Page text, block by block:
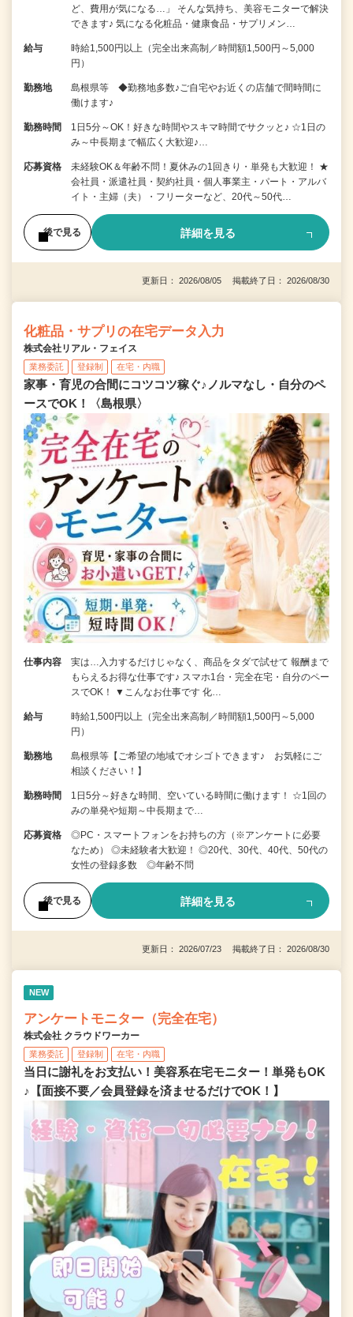
ど、費用が気になる…」 そんな気持ち、美容モニターで解決
できます♪ 気になる化粧品・健康食品・サプリメン…
給与
時給1,500円以上（完全出来高制／時間額1,500円～5,000
円）
勤務地
島根県等 ◆勤務地多数♪ご自宅やお近くの店舗で間時間に
働けます♪
勤務時間
1日5分～OK！好きな時間やスキマ時間でサクッと♪ ☆1日の
み～中長期まで幅広く大歓迎♪…
応募資格
未経験OK＆年齢不問！夏休みの1回きり・単発も大歓迎！ ★
会社員・派遣社員・契約社員・個人事業主・パート・アルバ
イト・主婦（夫）・フリーターなど、20代～50代…
後で見る 詳細を見る
更新日： 2026/08/05 掲載終了日： 2026/08/30
化粧品・サプリの在宅データ入力
株式会社リアル・フェイス
業務委託 登録制 在宅・内職
家事・育児の合間にコツコツ稼ぐ♪ノルマなし・自分のペ
ースでOK！〈島根県〉
仕事内容
実は…入力するだけじゃなく、商品をタダで試せて 報酬まで
もらえるお得な仕事です♪ スマホ1台・完全在宅・自分のペー
スでOK！ ▼こんなお仕事です 化…
給与
時給1,500円以上（完全出来高制／時間額1,500円～5,000
円）
勤務地
島根県等【ご希望の地域でオシゴトできます♪ お気軽にご
相談ください！】
勤務時間
1日5分～好きな時間、空いている時間に働けます！ ☆1回の
みの単発や短期～中長期まで…
応募資格
◎PC・スマートフォンをお持ちの方（※アンケートに必要
なため） ◎未経験者大歓迎！ ◎20代、30代、40代、50代の
女性の登録多数 ◎年齢不問
後で見る 詳細を見る
更新日： 2026/07/23 掲載終了日： 2026/08/30
NEW
アンケートモニター（完全在宅）
株式会社 クラウドワーカー
業務委託 登録制 在宅・内職
当日に謝礼をお支払い！美容系在宅モニター！単発もOK
♪【面接不要／会員登録を済ませるだけでOK！】